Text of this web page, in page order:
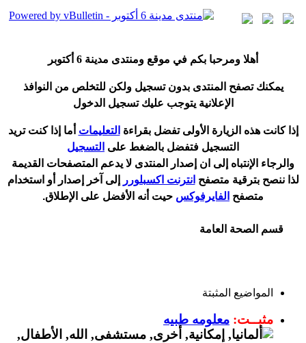
هلا ومرحبا بكم في موقع ومنتدى مدينة 6 أكتوبر
يمكنك تصفح المنتدى بدون تسجيل ولكن للتخلص من النوافذ
الإعلانية يتوجب عليك تسجيل الدخول
إذا كانت هذه الزيارة الأولى تفضل بقراءة التعليمات ما إذا كنت تريد
التسجيل فتفضل بالضغط على التسجيل
والرجاء الإنتباه إلى ان إصدار المنتدى لا يدعم المتصفحات القديمة
لذا ننصح بترقية متصفح انترنت اكسبلورر إلى آخر إصدار أو استخدام
متصفح الفايرفوكس حيت نه الأفضل على الإطلاق.
قسم الصحة العامة
المواضيع المثبتة
مثبــت: معلومه طبيه